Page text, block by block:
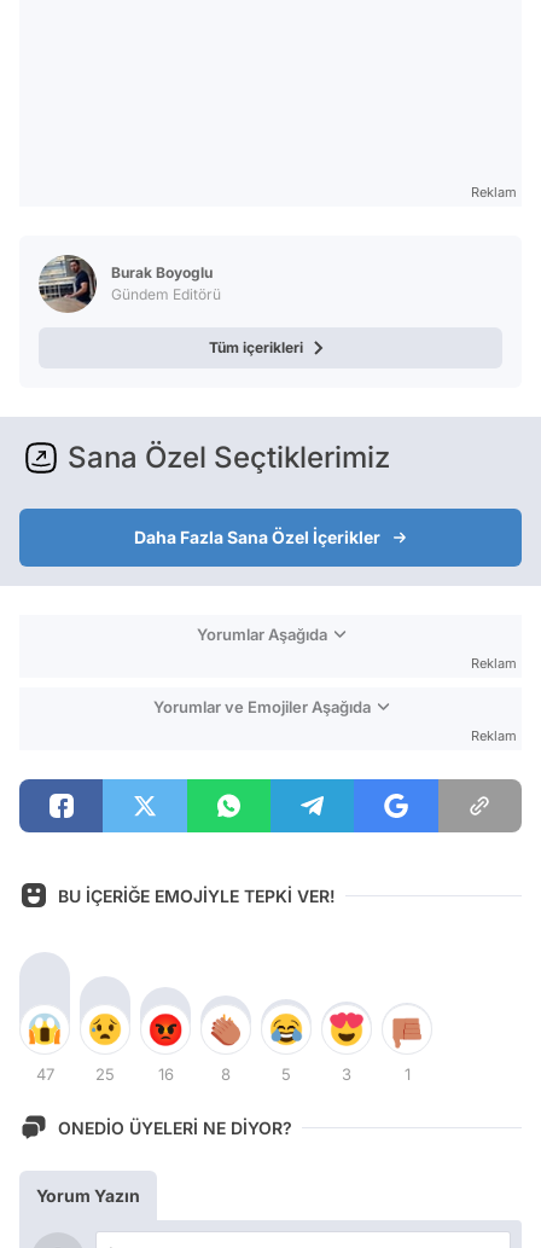
Reklam
Burak Boyoglu
Gündem Editörü
Tüm içerikleri
Sana Özel Seçtiklerimiz
Daha Fazla Sana Özel İçerikler
Yorumlar Aşağıda
Reklam
Yorumlar ve Emojiler Aşağıda
Reklam
BU İÇERİĞE EMOJİYLE TEPKİ VER!
47 25 16 8 5 3 1
ONEDİO ÜYELERİ NE DİYOR?
Yorum Yazın